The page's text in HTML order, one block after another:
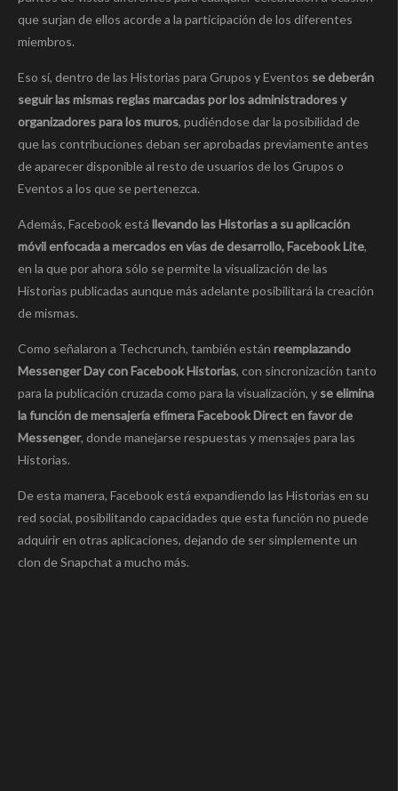
que surjan de ellos acorde a la participación de los diferentes
miembros.
Eso sí, dentro de las Historias para Grupos y Eventos se deberán
seguir las mismas reglas marcadas por los administradores y
organizadores para los muros, pudiéndose dar la posibilidad de
que las contribuciones deban ser aprobadas previamente antes
de aparecer disponible al resto de usuarios de los Grupos o
Eventos a los que se pertenezca.
Además, Facebook está llevando las Historias a su aplicación
móvil enfocada a mercados en vías de desarrollo, Facebook Lite,
en la que por ahora sólo se permite la visualización de las
Historias publicadas aunque más adelante posibilitará la creación
de mismas.
Como señalaron a Techcrunch, también están reemplazando
Messenger Day con Facebook Historias, con sincronización tanto
para la publicación cruzada como para la visualización, y se elimina
la función de mensajería efímera Facebook Direct en favor de
Messenger, donde manejarse respuestas y mensajes para las
Historias.
De esta manera, Facebook está expandiendo las Historias en su
red social, posibilitando capacidades que esta función no puede
adquirir en otras aplicaciones, dejando de ser simplemente un
clon de Snapchat a mucho más.